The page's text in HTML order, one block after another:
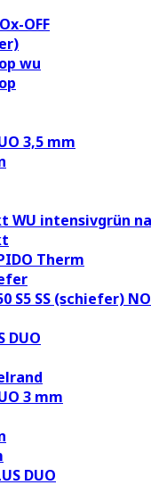
OFF
wu
3,5 mm
WU intensivgrün
Therm
S5 SS (schiefer)
DUO
3 mm
DUO